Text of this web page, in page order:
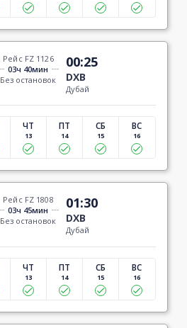
Рейс FZ 1126
03ч 40мин
Без остановок
00:25
DXB
Дубай
ЧТ
13
ПТ
14
СБ
15
ВС
16
Рейс FZ 1808
03ч 45мин
Без остановок
01:30
DXB
Дубай
ЧТ
13
ПТ
14
СБ
15
ВС
16